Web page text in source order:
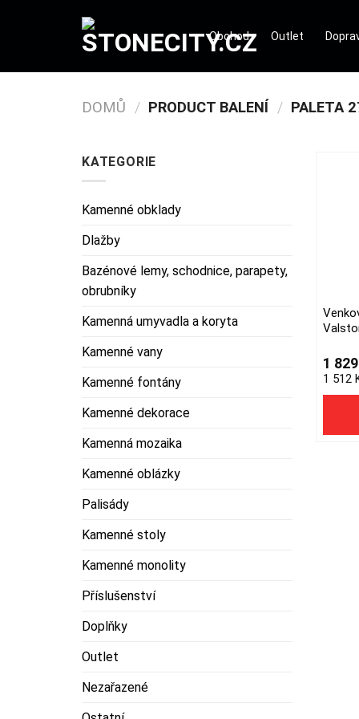
Obchod Outlet
DOMŮ / PRODUCT BALENÍ / PALETA
KATEGORIE
Kamenné obklady
Dlažby
Bazénové lemy, schodnice, parapety,
obrubníky
Kamenná umyvadla a koryta
Kamenné vany
Kamenné fontány
Kamenné dekorace
Kamenná mozaika
Kamenné oblázky
Palisády
Kamenné stoly
Kamenné monolity
Příslušenství
Doplňky
Outlet
Nezařazené
1 829
1 512
This